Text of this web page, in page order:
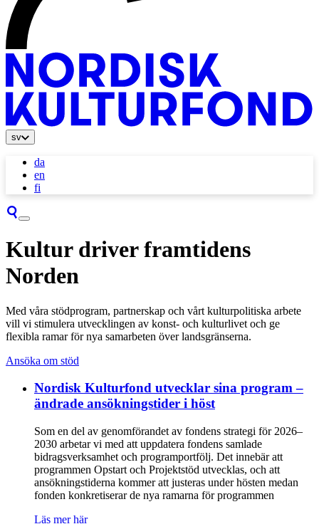
sv
da
en
fi
Kultur driver framtidens
Norden
Med våra stödprogram, partnerskap och vårt kulturpolitiska arbete
vill vi stimulera utvecklingen av konst- och kulturlivet och ge
flexibla ramar för nya samarbeten över landsgränserna.
Ansöka om stöd
Nordisk Kulturfond utvecklar sina program –
ändrade ansökningstider i höst
Som en del av genomförandet av fondens strategi för 2026–
2030 arbetar vi med att uppdatera fondens samlade
bidragsverksamhet och programportfölj. Det innebär att
programmen Opstart och Projektstöd utvecklas, och att
ansökningstiderna kommer att justeras under hösten medan
fonden konkretiserar de nya ramarna för programmen
Läs mer här